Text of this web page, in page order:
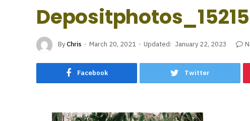
By Chris March 20, 2021 Updated: January 22, 2023
Facebook Twitter